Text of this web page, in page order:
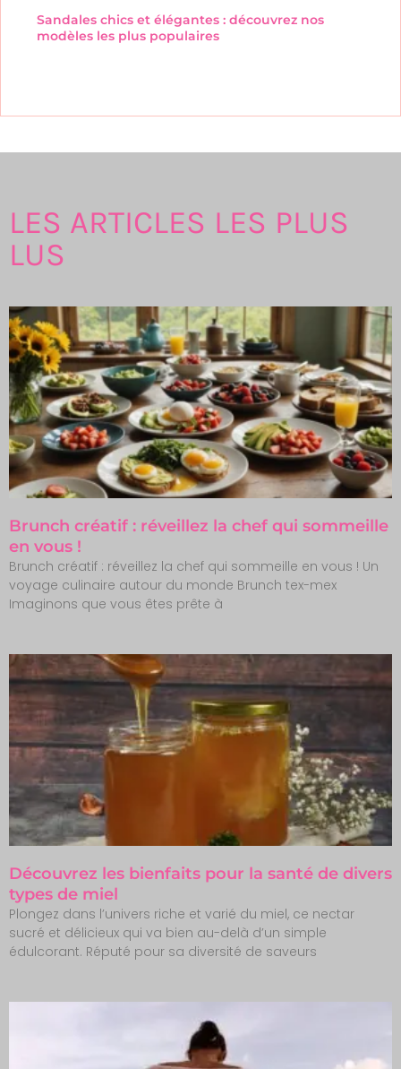
Sandales chics et élégantes : découvrez nos
modèles les plus populaires
LES ARTICLES LES PLUS
LUS
Brunch créatif : réveillez la chef qui sommeille
en vous !
Brunch créatif : réveillez la chef qui sommeille en vous ! Un
voyage culinaire autour du monde Brunch tex-mex
Imaginons que vous êtes prête à
Découvrez les bienfaits pour la santé de divers
types de miel
Plongez dans l’univers riche et varié du miel, ce nectar
sucré et délicieux qui va bien au-delà d’un simple
édulcorant. Réputé pour sa diversité de saveurs